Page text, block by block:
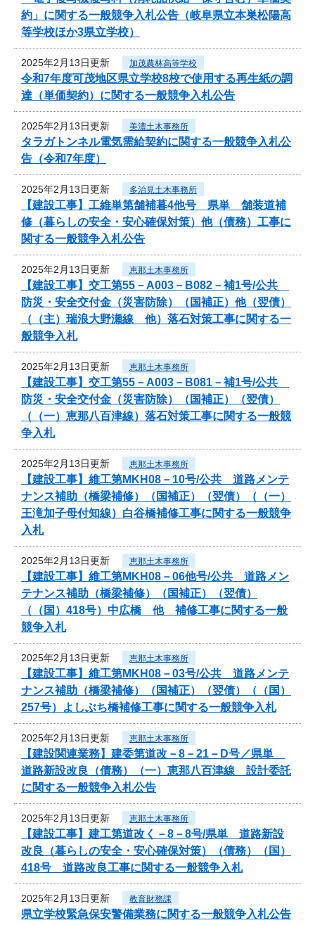
約」に関する一般競争入札公告（岐阜県立本巣松陽高
等学校ほか3県立学校）
2025年2月13日更新 加茂農林高等学校
令和7年度可茂地区県立学校8校で使用する再生紙の調
達（単価契約）に関する一般競争入札公告
2025年2月13日更新 美濃土木事務所
タラガトンネル電気需給契約に関する一般競争入札公
告（令和7年度）
2025年2月13日更新 多治見土木事務所
【建設工事】工維単第舗補暮4他号 県単 舗装道補
修（暮らしの安全・安心確保対策）他（債務）工事に
関する一般競争入札公告
2025年2月13日更新 恵那土木事務所
【建設工事】交工第55－A003－B082－補1号/公共
防災・安全交付金（災害防除）（国補正）他（翌債）
（（主）瑞浪大野瀬線 他）落石対策工事に関する一
般競争入札
2025年2月13日更新 恵那土木事務所
【建設工事】交工第55－A003－B081－補1号/公共
防災・安全交付金（災害防除）（国補正）（翌債）
（（一）恵那八百津線）落石対策工事に関する一般競
争入札
2025年2月13日更新 恵那土木事務所
【建設工事】維工第MKH08－10号/公共 道路メンテ
ナンス補助（橋梁補修）（国補正）（翌債）（（一）
王滝加子母付知線）白谷橋補修工事に関する一般競争
入札
2025年2月13日更新 恵那土木事務所
【建設工事】維工第MKH08－06他号/公共 道路メン
テナンス補助（橋梁補修）（国補正）（翌債）
（（国）418号）中広橋 他 補修工事に関する一般
競争入札
2025年2月13日更新 恵那土木事務所
【建設工事】維工第MKH08－03号/公共 道路メンテ
ナンス補助（橋梁補修）（国補正）（翌債）（（国）
257号）よしぶち橋補修工事に関する一般競争入札
2025年2月13日更新 恵那土木事務所
【建設関連業務】建委第道改－8－21－D号／県単
道路新設改良（債務）（一）恵那八百津線 設計委託
に関する一般競争入札公告
2025年2月13日更新 恵那土木事務所
【建設工事】建工第道改く－8－8号/県単 道路新設
改良（暮らしの安全・安心確保対策）（債務）（国）
418号 道路改良工事に関する一般競争入札
2025年2月13日更新 教育財務課
県立学校緊急保安警備業務に関する一般競争入札公告